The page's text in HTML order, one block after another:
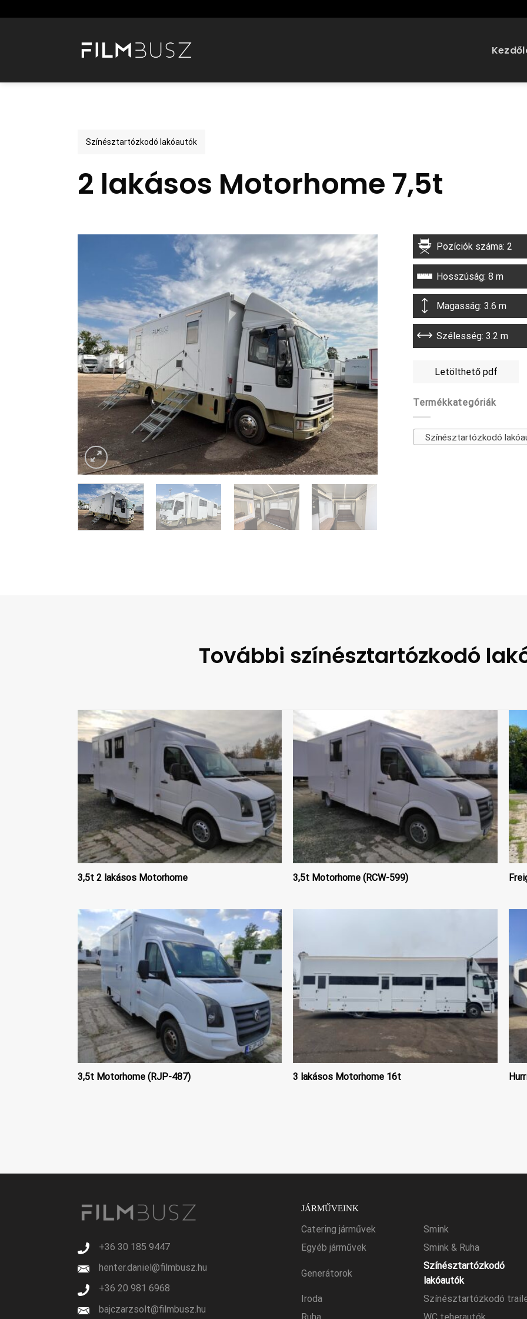
to
Színésztartózkodó lakóautók
2 lakásos Motorhome 7,5t
Pozíciók száma: 2
Hosszúság: 8 m
Magasság: 3.6 m
Szélesség: 3.2 m
Letölthető pdf
Termékkategóriák
Színésztartózkodó
További színésztartózkodó
3,5t 2 lakásos Motorhome 3,5t Motorhome (RCW-599)
3,5t Motorhome (RJP-487) 3 lakásos Motorhome 16t
+36 30 185 9447
henter.daniel@filmbusz.hu
+36 20 981 6968
bajczarzsolt@filmbusz.hu
JÁRMŰVEINK
Catering járművek
Egyéb járművek
Generátorok
Iroda
Smink
Smink & Ruha
Színésztartózkodó
lakóautók
Színésztartózkodó